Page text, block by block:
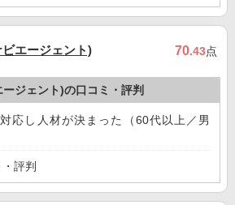
エージェント) 70.43点
ジェント)の口コミ・評判
応し人材が決まった（60代以上／男
評判